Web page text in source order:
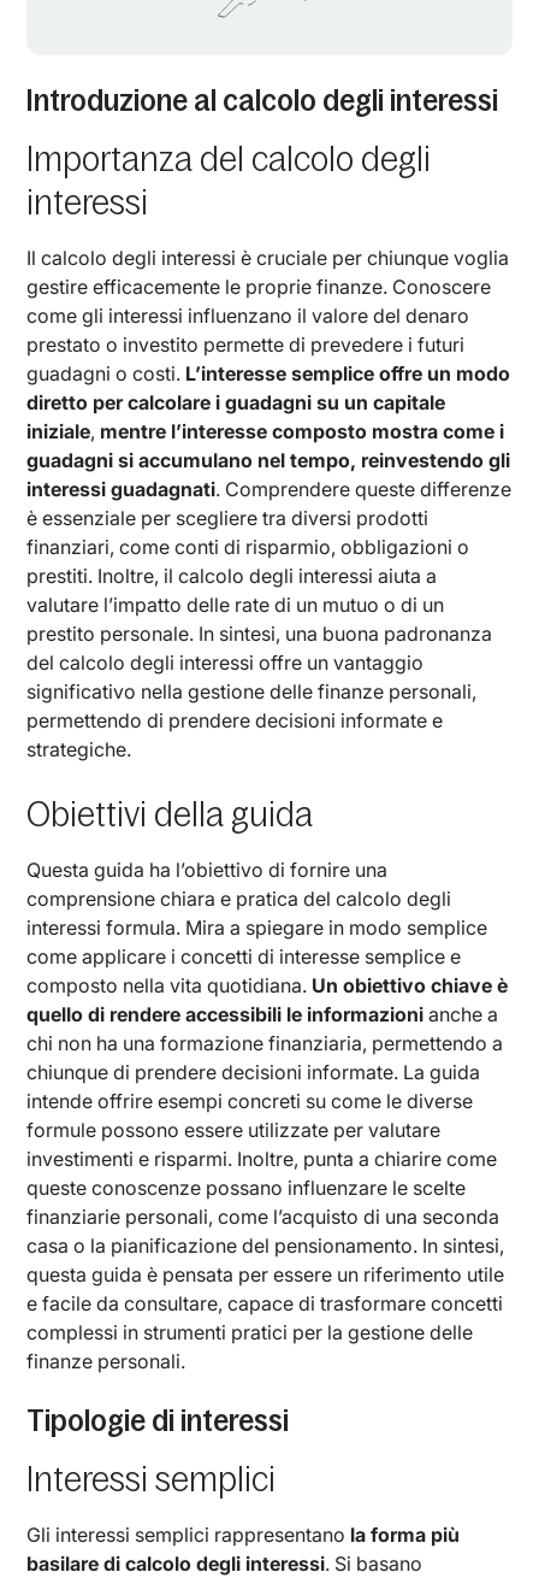
Introduzione al calcolo degli interessi
Importanza del calcolo degli
interessi
Il calcolo degli interessi è cruciale per chiunque voglia
gestire efficacemente le proprie finanze. Conoscere
come gli interessi influenzano il valore del denaro
prestato o investito permette di prevedere i futuri
guadagni o costi. L’interesse semplice offre un modo
diretto per calcolare i guadagni su un capitale
iniziale, mentre l’interesse composto mostra come i
guadagni si accumulano nel tempo, reinvestendo gli
interessi guadagnati. Comprendere queste differenze
è essenziale per scegliere tra diversi prodotti
finanziari, come conti di risparmio, obbligazioni o
prestiti. Inoltre, il calcolo degli interessi aiuta a
valutare l’impatto delle rate di un mutuo o di un
prestito personale. In sintesi, una buona padronanza
del calcolo degli interessi offre un vantaggio
significativo nella gestione delle finanze personali,
permettendo di prendere decisioni informate e
strategiche.
Obiettivi della guida
Questa guida ha l’obiettivo di fornire una
comprensione chiara e pratica del calcolo degli
interessi formula. Mira a spiegare in modo semplice
come applicare i concetti di interesse semplice e
composto nella vita quotidiana. Un obiettivo chiave è
quello di rendere accessibili le informazioni anche a
chi non ha una formazione finanziaria, permettendo a
chiunque di prendere decisioni informate. La guida
intende offrire esempi concreti su come le diverse
formule possono essere utilizzate per valutare
investimenti e risparmi. Inoltre, punta a chiarire come
queste conoscenze possano influenzare le scelte
finanziarie personali, come l’acquisto di una seconda
casa o la pianificazione del pensionamento. In sintesi,
questa guida è pensata per essere un riferimento utile
e facile da consultare, capace di trasformare concetti
complessi in strumenti pratici per la gestione delle
finanze personali.
Tipologie di interessi
Interessi semplici
Gli interessi semplici rappresentano la forma più
basilare di calcolo degli interessi. Si basano